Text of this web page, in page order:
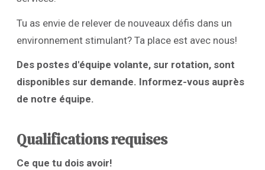
Tu as envie de relever de nouveaux défis dans un
environnement stimulant? Ta place est avec nous!
Des postes d'équipe volante, sur rotation, sont
disponibles sur demande. Informez-vous auprès
de notre équipe.
Qualifications requises
Ce que tu dois avoir!